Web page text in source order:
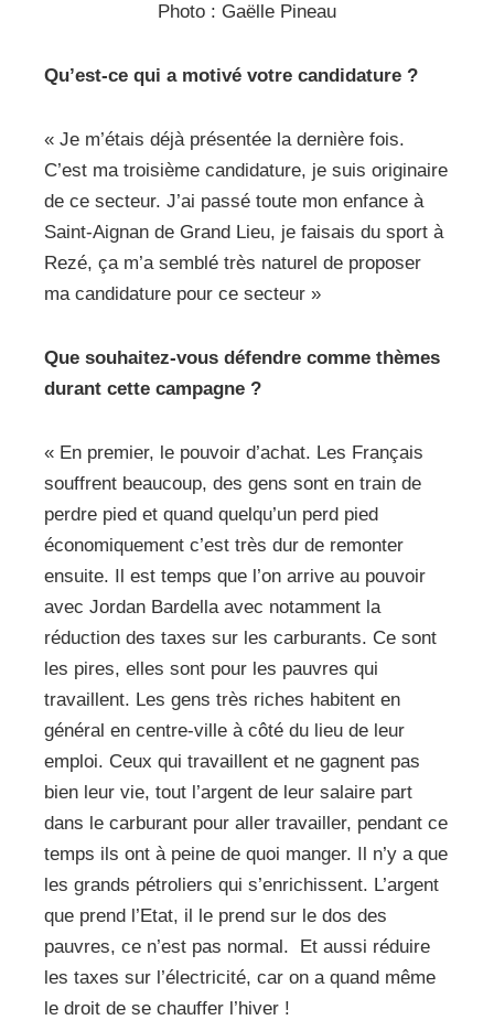
Photo : Gaëlle Pineau
Qu’est-ce qui a motivé votre candidature ?
« Je m’étais déjà présentée la dernière fois.
C’est ma troisième candidature, je suis originaire
de ce secteur. J’ai passé toute mon enfance à
Saint-Aignan de Grand Lieu, je faisais du sport à
Rezé, ça m’a semblé très naturel de proposer
ma candidature pour ce secteur »
Que souhaitez-vous défendre comme thèmes
durant cette campagne ?
« En premier, le pouvoir d’achat. Les Français
souffrent beaucoup, des gens sont en train de
perdre pied et quand quelqu’un perd pied
économiquement c’est très dur de remonter
ensuite. Il est temps que l’on arrive au pouvoir
avec Jordan Bardella avec notamment la
réduction des taxes sur les carburants. Ce sont
les pires, elles sont pour les pauvres qui
travaillent. Les gens très riches habitent en
général en centre-ville à côté du lieu de leur
emploi. Ceux qui travaillent et ne gagnent pas
bien leur vie, tout l’argent de leur salaire part
dans le carburant pour aller travailler, pendant ce
temps ils ont à peine de quoi manger. Il n’y a que
les grands pétroliers qui s’enrichissent. L’argent
que prend l’Etat, il le prend sur le dos des
pauvres, ce n’est pas normal.
Et aussi réduire
les taxes sur l’électricité, car on a quand même
le droit de se chauffer l’hiver !